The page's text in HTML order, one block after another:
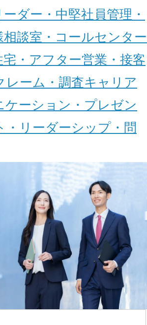
ーダー・中堅社員管理・
相談室・コールセンター
宅・アフター営業・接客
レーム・調査キャリア
ケーション・プレゼン
・リーダーシップ・問